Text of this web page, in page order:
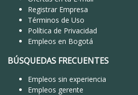
Registrar Empresa
Términos de Uso
Política de Privacidad
Empleos en Bogotá
BÚSQUEDAS FRECUENTES
Empleos sin experiencia
Empleos gerente